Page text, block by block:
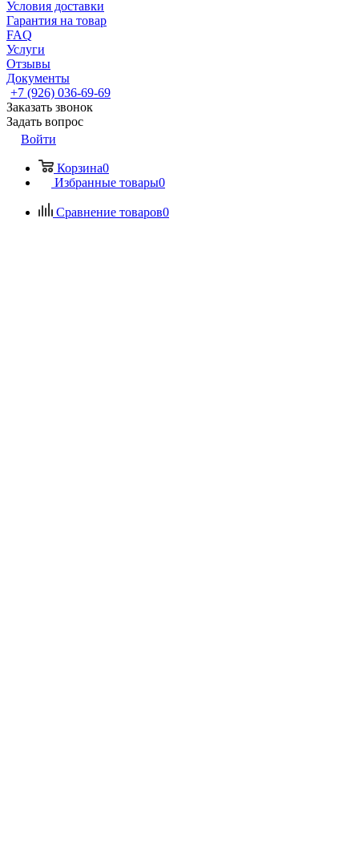
Условия доставки
Гарантия на товар
FAQ
Услуги
Отзывы
Документы
+7 (926) 036-69-69
Заказать звонок
Задать вопрос
Войти
Корзина0
Избранные товары0
Сравнение товаров0